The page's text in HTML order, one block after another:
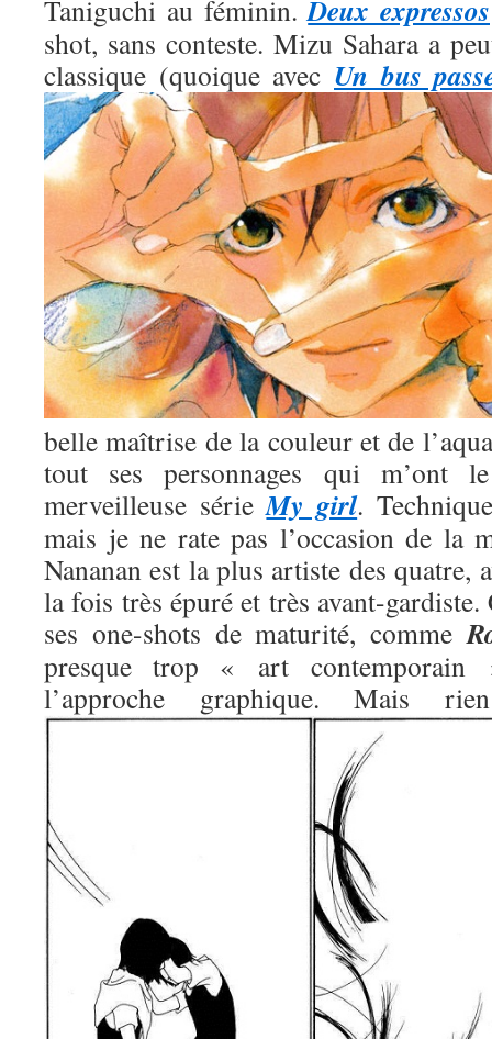
Taniguchi au féminin.Deux expressos
shot, sans conteste. Mizu Sahara a
classique (quoique avec Un bus
belle maîtrise de la couleur et de
tout ses personnages qui m’ont
merveilleuse sérieMy girl.
mais je ne rate pas l’occasion de la
Nananan est la plus artiste des quatre,
la fois très épuré et très avant-
ses one-shots de maturité, comme
presque trop « art contemporain
l’approche graphique. Mais